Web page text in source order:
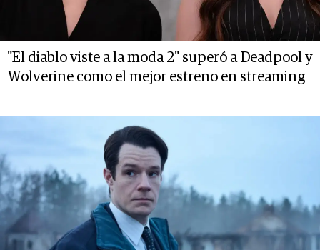
"El diablo viste a la moda 2" superó a Deadpool y
Wolverine como el mejor estreno en streaming